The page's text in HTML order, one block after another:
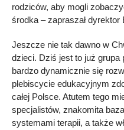
rodziców, aby mogli
środka – zapraszał dyrektor
Jeszcze nie tak dawno w
dzieci. Dziś jest to już grupa
bardzo dynamicznie się
plebiscycie edukacyjnym
całej Polsce. Atutem tego
specjalistów, znakomita
systemami terapii, a także